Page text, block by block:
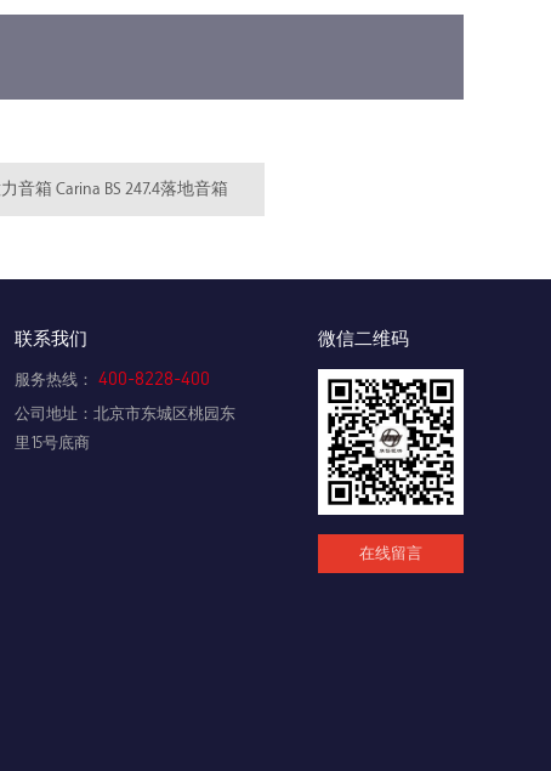
音箱 Carina BS 247.4落地音箱
微信二维码
在线留言
联系我们
服务热线： 400-8228-400
公司地址：北京市东城区桃园东
里15号底商